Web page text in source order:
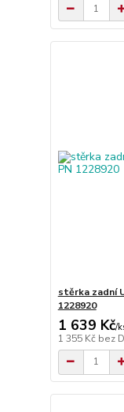
stěrka zadní
1228920
1 639 Kč/
1 355 Kč bez